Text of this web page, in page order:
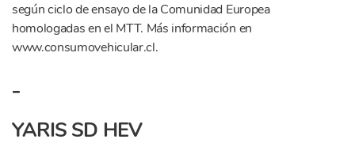
según ciclo de ensayo de la Comunidad Europea
homologadas en el MTT. Más información en
www.consumovehicular.cl.
-
YARIS SD HEV